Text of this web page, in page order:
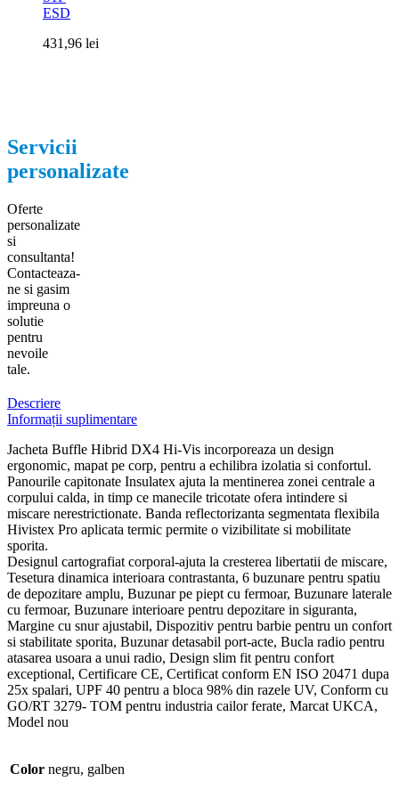
ESD
431,96 lei
Servicii
personalizate
Oferte
personalizate
si
consultanta!
Contacteaza-
ne si gasim
impreuna o
solutie
pentru
nevoile
tale.
Descriere
Informații suplimentare
Jacheta Buffle Hibrid DX4 Hi-Vis incorporeaza un design
ergonomic, mapat pe corp, pentru a echilibra izolatia si confortul.
Panourile capitonate Insulatex ajuta la mentinerea zonei centrale a
corpului calda, in timp ce manecile tricotate ofera intindere si
miscare nerestrictionate. Banda reflectorizanta segmentata flexibila
Hivistex Pro aplicata termic permite o vizibilitate si mobilitate
sporita.
Designul cartografiat corporal-ajuta la cresterea libertatii de miscare,
Tesetura dinamica interioara contrastanta, 6 buzunare pentru spatiu
de depozitare amplu, Buzunar pe piept cu fermoar, Buzunare laterale
cu fermoar, Buzunare interioare pentru depozitare in siguranta,
Margine cu snur ajustabil, Dispozitiv pentru barbie pentru un confort
si stabilitate sporita, Buzunar detasabil port-acte, Bucla radio pentru
atasarea usoara a unui radio, Design slim fit pentru confort
exceptional, Certificare CE, Certificat conform EN ISO 20471 dupa
25x spalari, UPF 40 pentru a bloca 98% din razele UV, Conform cu
GO/RT 3279- TOM pentru industria cailor ferate, Marcat UKCA,
Model nou
Color negru, galben